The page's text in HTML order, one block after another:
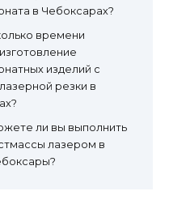
в Чебоксарах?
времени
изделий с
резки в
ли вы выполнить
лазером в